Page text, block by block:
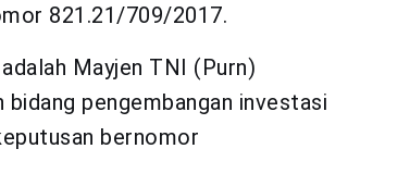
821.21/709/2017.
Mayjen TNI (Purn)
pengembangan investasi
bernomor